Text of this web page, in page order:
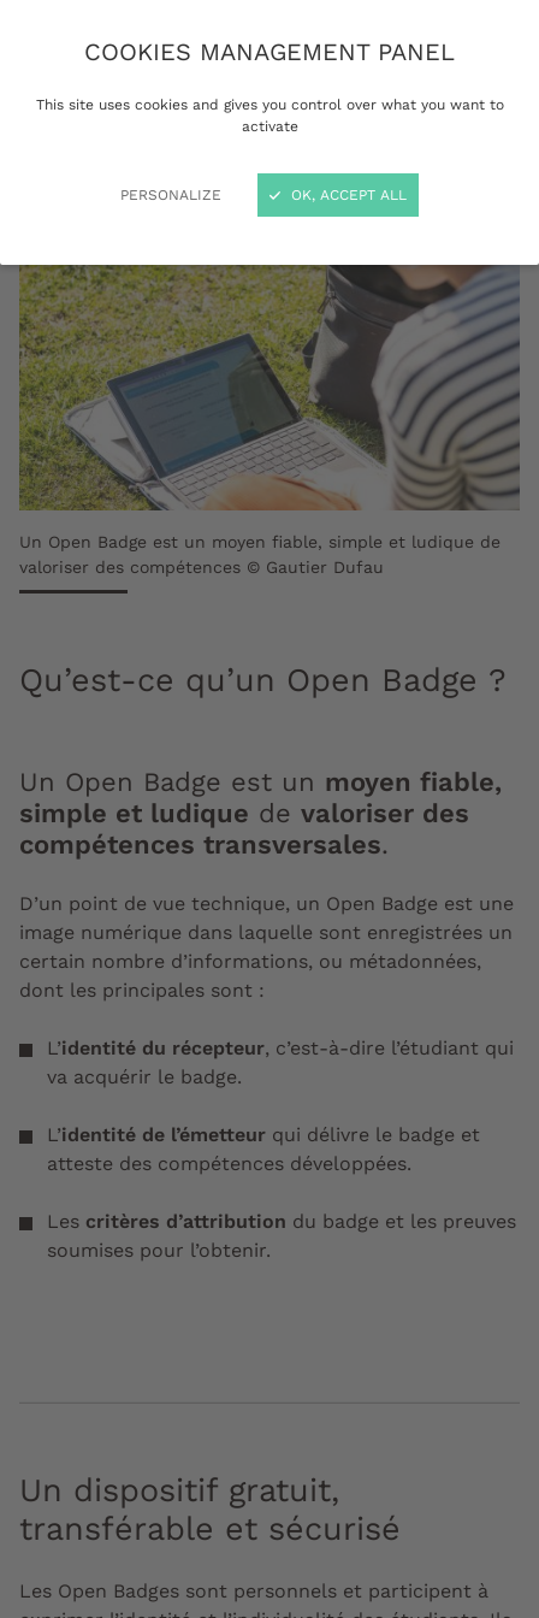
COOKIES MANAGEMENT PANEL
This site uses cookies and gives you control over what you want to
activate
PERSONALIZE OK, ACCEPT ALL
leurs savoir-être, leurs réalisations ou
Un Open Badge est un moyen fiable, simple et ludique de
valoriser des compétences © Gautier Dufau
Qu’est-ce qu’un Open Badge ?
Un Open Badge est un moyen fiable,
simple et ludique de valoriser des
compétences transversales.
D’un point de vue technique, un Open Badge est une
image numérique dans laquelle sont enregistrées un
certain nombre d’informations, ou métadonnées,
dont les principales sont :
L’identité du récepteur, c’est-à-dire l’étudiant qui
va acquérir le badge.
L’identité de l’émetteur qui délivre le badge et
atteste des compétences développées.
Les critères d’attribution du badge et les preuves
soumises pour l’obtenir.
Un dispositif gratuit,
transférable et sécurisé
Les Open Badges sont personnels et participent à